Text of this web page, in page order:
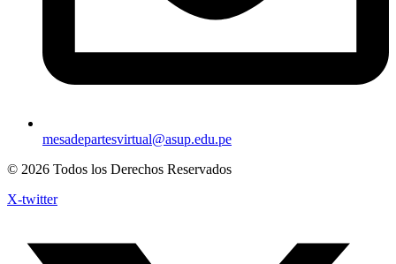
mesadepartesvirtual@asup.edu.pe
© 2026 Todos los Derechos Reservados
X-twitter